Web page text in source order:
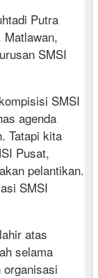
Putra
Matlawan,
SMSI
SMSI
agenda
Tatapi kita
Pusat,
pelantikan.
SMSI
atas
selama
organisasi